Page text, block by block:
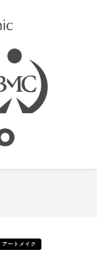
ク】札幌
-バイオタ
幌院アー
リオ
ニック】札
門院-バイ
ニック札
トフォリ
アートメイク